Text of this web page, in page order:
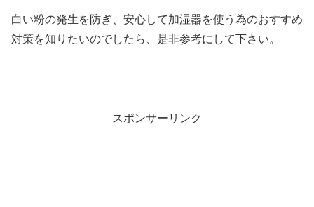
白い粉の発生を防ぎ、安心して加湿器を使う為のおすすめ
対策を知りたいのでしたら、是非参考にして下さい。
スポンサーリンク